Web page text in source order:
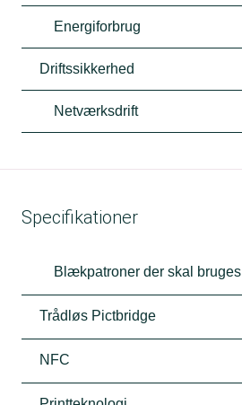
Energiforbrug
Driftssikkerhed
Netværksdrift
Specifikationer
Blækpatroner der skal bruges
Trådløs Pictbridge
NFC